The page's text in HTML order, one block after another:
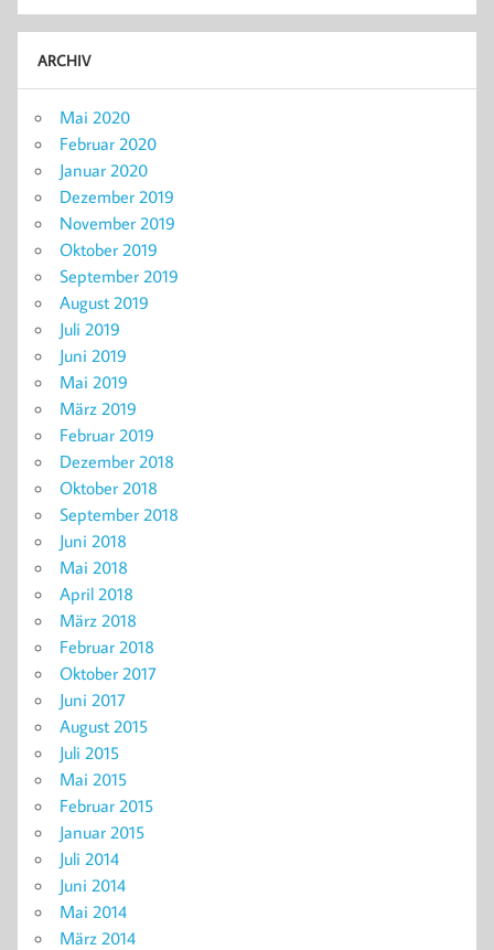
ARCHIV
Mai 2020
Februar 2020
Januar 2020
Dezember 2019
November 2019
Oktober 2019
September 2019
August 2019
Juli 2019
Juni 2019
Mai 2019
März 2019
Februar 2019
Dezember 2018
Oktober 2018
September 2018
Juni 2018
Mai 2018
April 2018
März 2018
Februar 2018
Oktober 2017
Juni 2017
August 2015
Juli 2015
Mai 2015
Februar 2015
Januar 2015
Juli 2014
Juni 2014
Mai 2014
März 2014